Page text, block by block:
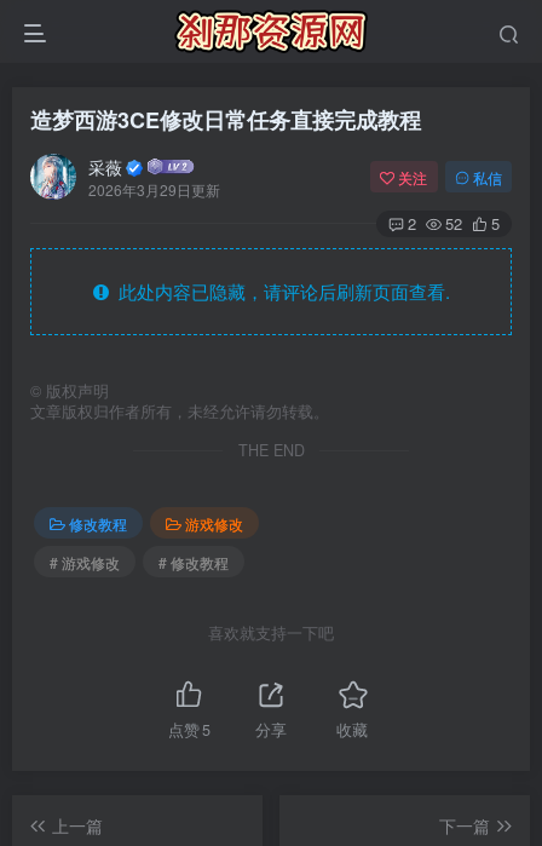
造梦西游3CE修改日常任务直接完成教程
采薇
2026年3月29日更新
关注 私信
2 52 5
此处内容已隐藏，请评论后刷新页面查看.
© 版权声明
文章版权归作者所有，未经允许请勿转载。
THE END
修改教程
游戏修改
# 游戏修改
# 修改教程
喜欢就支持一下吧
点赞5 分享 收藏
上一篇
下一篇